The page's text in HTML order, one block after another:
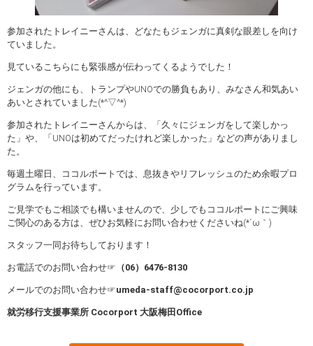
参加されたトレイニーさんは、どなたもジェンガに真剣な眼差しを向け
ていました。
見ているこちらにも緊張感が伝わってくるようでした！
ジェンガの他にも、トランプやUNOでの勝負もあり、みなさん和気あい
あいとされていました(*^▽^*)
参加されたトレイニーさんからは、「久々にジェンガをして楽しかっ
た」や、「UNOは初めてだったけれど楽しかった」などの声がありまし
た。
毎週土曜日、ココルポートでは、息抜きやリフレッシュのため余暇プロ
グラムを行っています。
ご見学でもご相談でも構いませんので、少しでもココルポートにご興味
ご関心のある方は、ぜひお気軽にお問い合わせくださいね(*´ω｀)
スタッフ一同お待ちしております！
お電話でのお問い合わせ☞ （06） 6476-8130
メールでのお問い合わせ☞umeda-staff@cocorport.co.jp
就労移行支援事業所 Cocorport 大阪梅田 Office